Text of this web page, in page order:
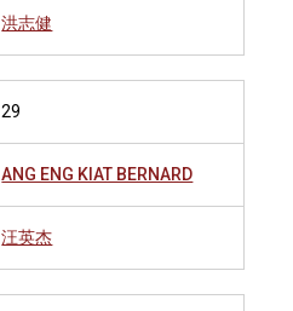
洪志健
29
ANG ENG KIAT BERNARD
汪英杰